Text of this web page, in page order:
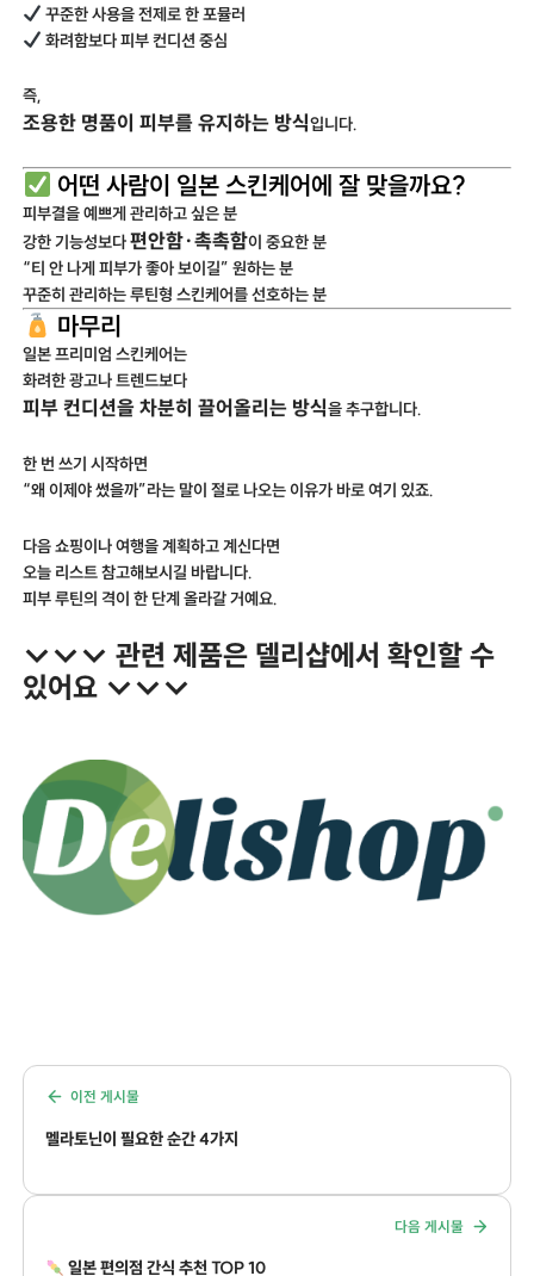
꾸준한 사용을 전제로 한 포뮬러
화려함보다 피부 컨디션 중심
즉,
조용한 명품이 피부를 유지하는 방식입니다.
어떤 사람이 일본 스킨케어에 잘 맞을까요?
피부결을 예쁘게 관리하고 싶은 분
강한 기능성보다편안함·촉촉함이 중요한 분
“티 안 나게 피부가 좋아 보이길” 원하는 분
꾸준히 관리하는 루틴형 스킨케어를 선호하는 분
마무리
일본 프리미엄 스킨케어는
화려한 광고나 트렌드보다
피부 컨디션을 차분히 끌어올리는 방식을 추구합니다.
한 번 쓰기 시작하면
“왜 이제야 썼을까”라는 말이 절로 나오는 이유가 바로 여기 있죠.
다음 쇼핑이나 여행을 계획하고 계신다면
오늘 리스트 참고해보시길 바랍니다.
피부 루틴의 격이 한 단계 올라갈 거예요.
↓↓↓ 관련 제품은 델리샵에서 확인할 수
있어요 ↓↓↓
이전 게시물
멜라토닌이 필요한 순간 4가지
다음 게시물
일본 편의점 간식 추천 TOP 10